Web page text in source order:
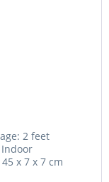
2 feet
x 7 x 7 cm